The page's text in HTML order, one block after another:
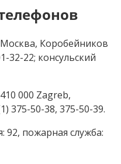
Коробейников
32-22; консульский
000 Zagreb,
375-50-38, 375-50-39.
пожарная служба: